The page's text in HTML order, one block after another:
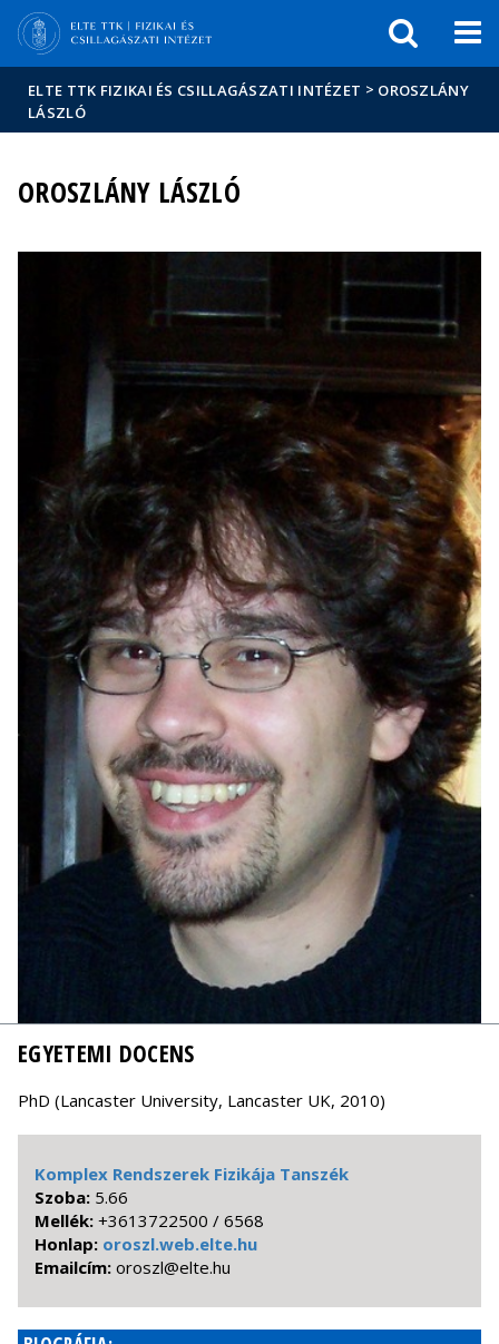
Események
sajtóban
ELTE TTK FIZIKAI ÉS CSILLAGÁSZATI INTÉZET > OROSZLÁNY
LÁSZLÓ
OROSZLÁNY LÁSZLÓ
EGYETEMI DOCENS
PhD (Lancaster University, Lancaster UK, 2010)
Komplex Rendszerek Fizikája Tanszék
Szoba: 5.66
Mellék: +3613722500 / 6568
Honlap: oroszl.web.elte.hu
Emailcím: uh.etle@lzsoro